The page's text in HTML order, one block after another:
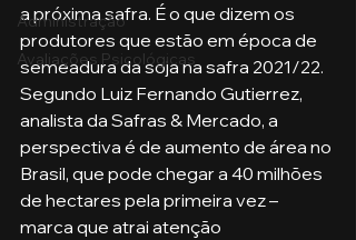
Administração
Avaliações Psicológicas
a próxima safra. É o que dizem os
produtores que estão em época de
semeadura da soja na safra 2021/22.
Segundo Luiz Fernando Gutierrez,
analista da Safras & Mercado, a
perspectiva é de aumento de área no
Brasil, que pode chegar a 40 milhões
de hectares pela primeira vez –
marca que atrai atenção